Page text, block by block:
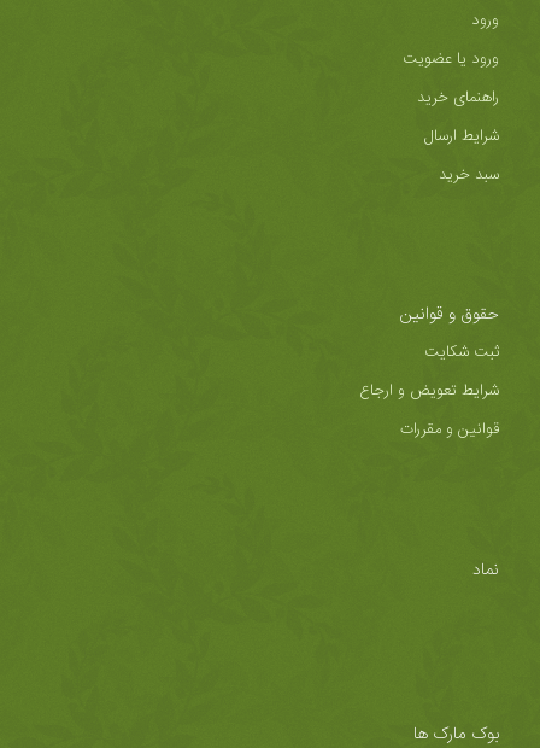
ورود
ورود یا عضویت
راهنمای خرید
شرایط ارسال
سبد خرید
حقوق و قوانین
ثبت شکایت
شرایط تعویض و ارجاع
قوانین و مقررات
نماد
بوک مارک ها